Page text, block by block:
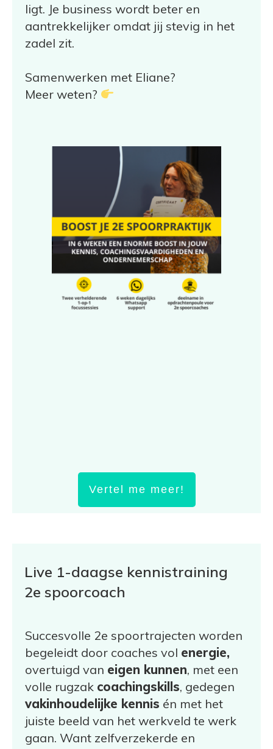
ligt. Je business wordt beter en
aantrekkelijker omdat jij stevig in het
zadel zit.
Samenwerken met Eliane?
Meer weten?
Vertel me meer!
Live 1-daagse kennistraining
2e spoorcoach
Succesvolle 2e spoortrajecten worden
begeleidt door coaches vol energie,
overtuigd van eigen kunnen, met een
volle rugzak coachingskills, gedegen
vakinhoudelijke kennis én met het
juiste beeld van het werkveld te werk
gaan. Want zelfverzekerde en